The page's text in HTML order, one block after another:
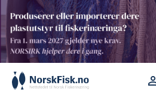
Skip
content